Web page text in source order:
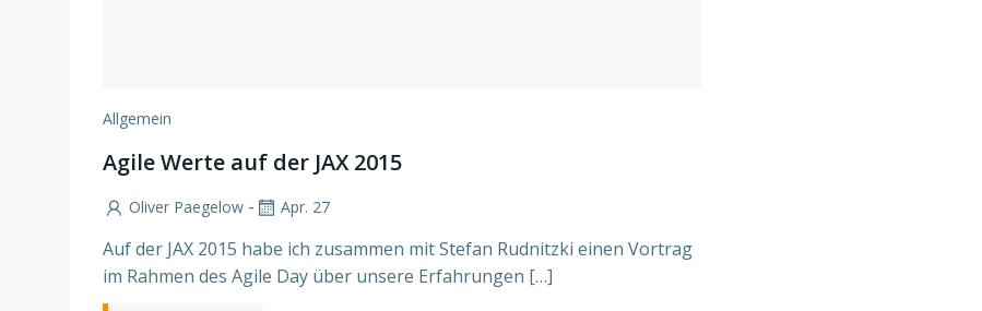
Allgemein
Agile Werte auf der JAX 2015
Oliver Paegelow - Apr. 27
Auf der JAX 2015 habe ich zusammen mit Stefan Rudnitzki einen Vortrag
im Rahmen des Agile Day über unsere Erfahrungen […]